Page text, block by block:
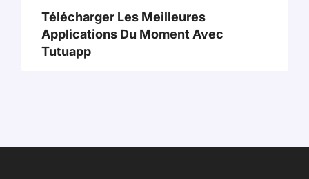
Télécharger Les Meilleures
Applications Du Moment Avec
Tutuapp